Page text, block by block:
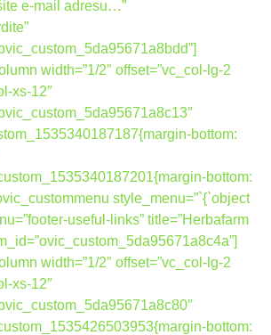
e-mail adresu…”
width=”1/2″ offset=”vc_col-lg-2
xs-12″
bottom:
bottom:
style_menu=”`{`object
useful-links” title=”Herbafarm
width=”1/2″ offset=”vc_col-lg-2
xs-12″
bottom: